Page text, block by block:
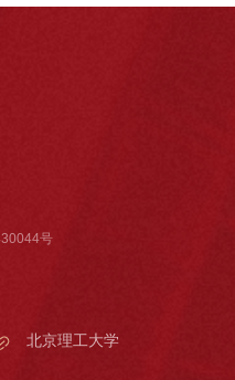
号
北京理工大学